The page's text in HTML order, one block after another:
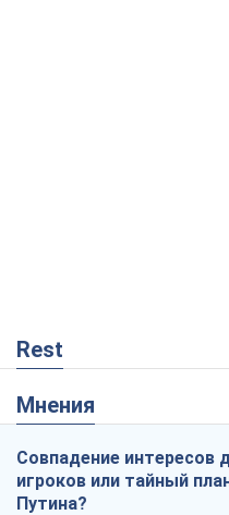
Rest
Мнения
Совпадение интересов
игроков или тайный
Путина?